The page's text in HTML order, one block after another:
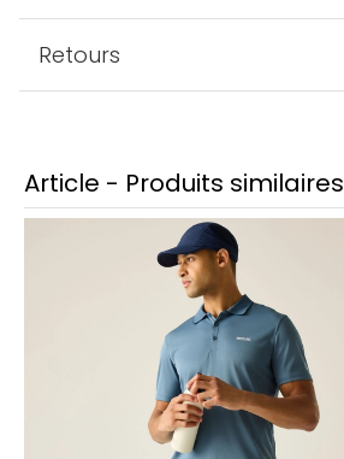
Retours
Article - Produits similaires